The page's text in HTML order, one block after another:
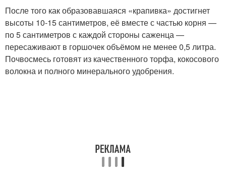
После того как образовавшаяся «крапивка» достигнет
высоты 10-15 сантиметров, её вместе с частью корня —
по 5 сантиметров с каждой стороны саженца —
пересаживают в горшочек объёмом не менее 0,5 литра.
Почвосмесь готовят из качественного торфа, кокосового
волокна и полного минерального удобрения.